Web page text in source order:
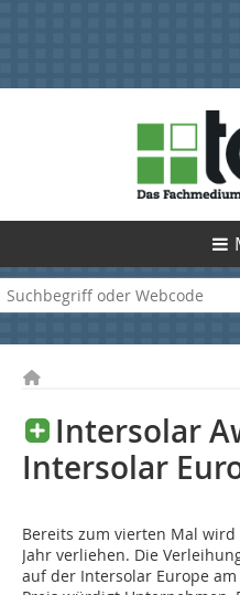
Intersolar
Intersolar
Bereits zum vierten Mal
Jahr verliehen. Die
auf der Intersolar Europe